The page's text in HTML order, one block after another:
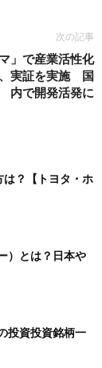
次の記事
」で産業活性化
実証を実施 国
内で開発活発に
は？【トヨタ・ホ
）とは？日本や
投資投資銘柄一